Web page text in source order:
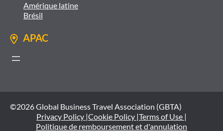
Amérique latine
Brésil
APAC
©2026 Global Business Travel Association (GBTA)
Privacy Policy |Cookie Policy |Terms of Use |
Politique de remboursement et d'annulation